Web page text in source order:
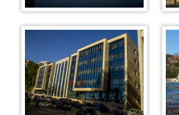
Soruşturma Büroları
Maden Suçları Soruşturma
Terör Suçları Soruşturma
Kaçakçılık ve Organize Suçlar
Cinsel Suçlar Soruşturma
Bilişim Suçları Soruşturma